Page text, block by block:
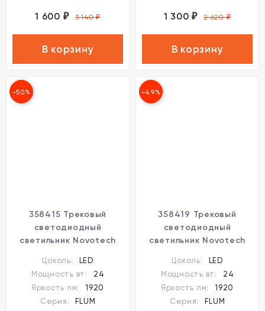
1 600 ₽ 3 140₽
В корзину
1 300 ₽ 2 620₽
В корзину
-50%
358415 Трековый
светодиодный
светильник Novotech
1920Лм 120° 24W
Цоколь:
LED
Мощность вт:
24
Яркость лм:
1920
Серия:
FLUM
-49%
358419 Трековый
светодиодный
светильник Novotech
1920Лм 45° 24W
Цоколь:
LED
Мощность вт:
24
Яркость лм:
1920
Серия:
FLUM